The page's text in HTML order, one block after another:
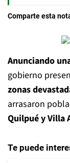
Comparte esta
Anunciando
gobierno
zonas
arrasaron
Quilpué y Villa
Te puede